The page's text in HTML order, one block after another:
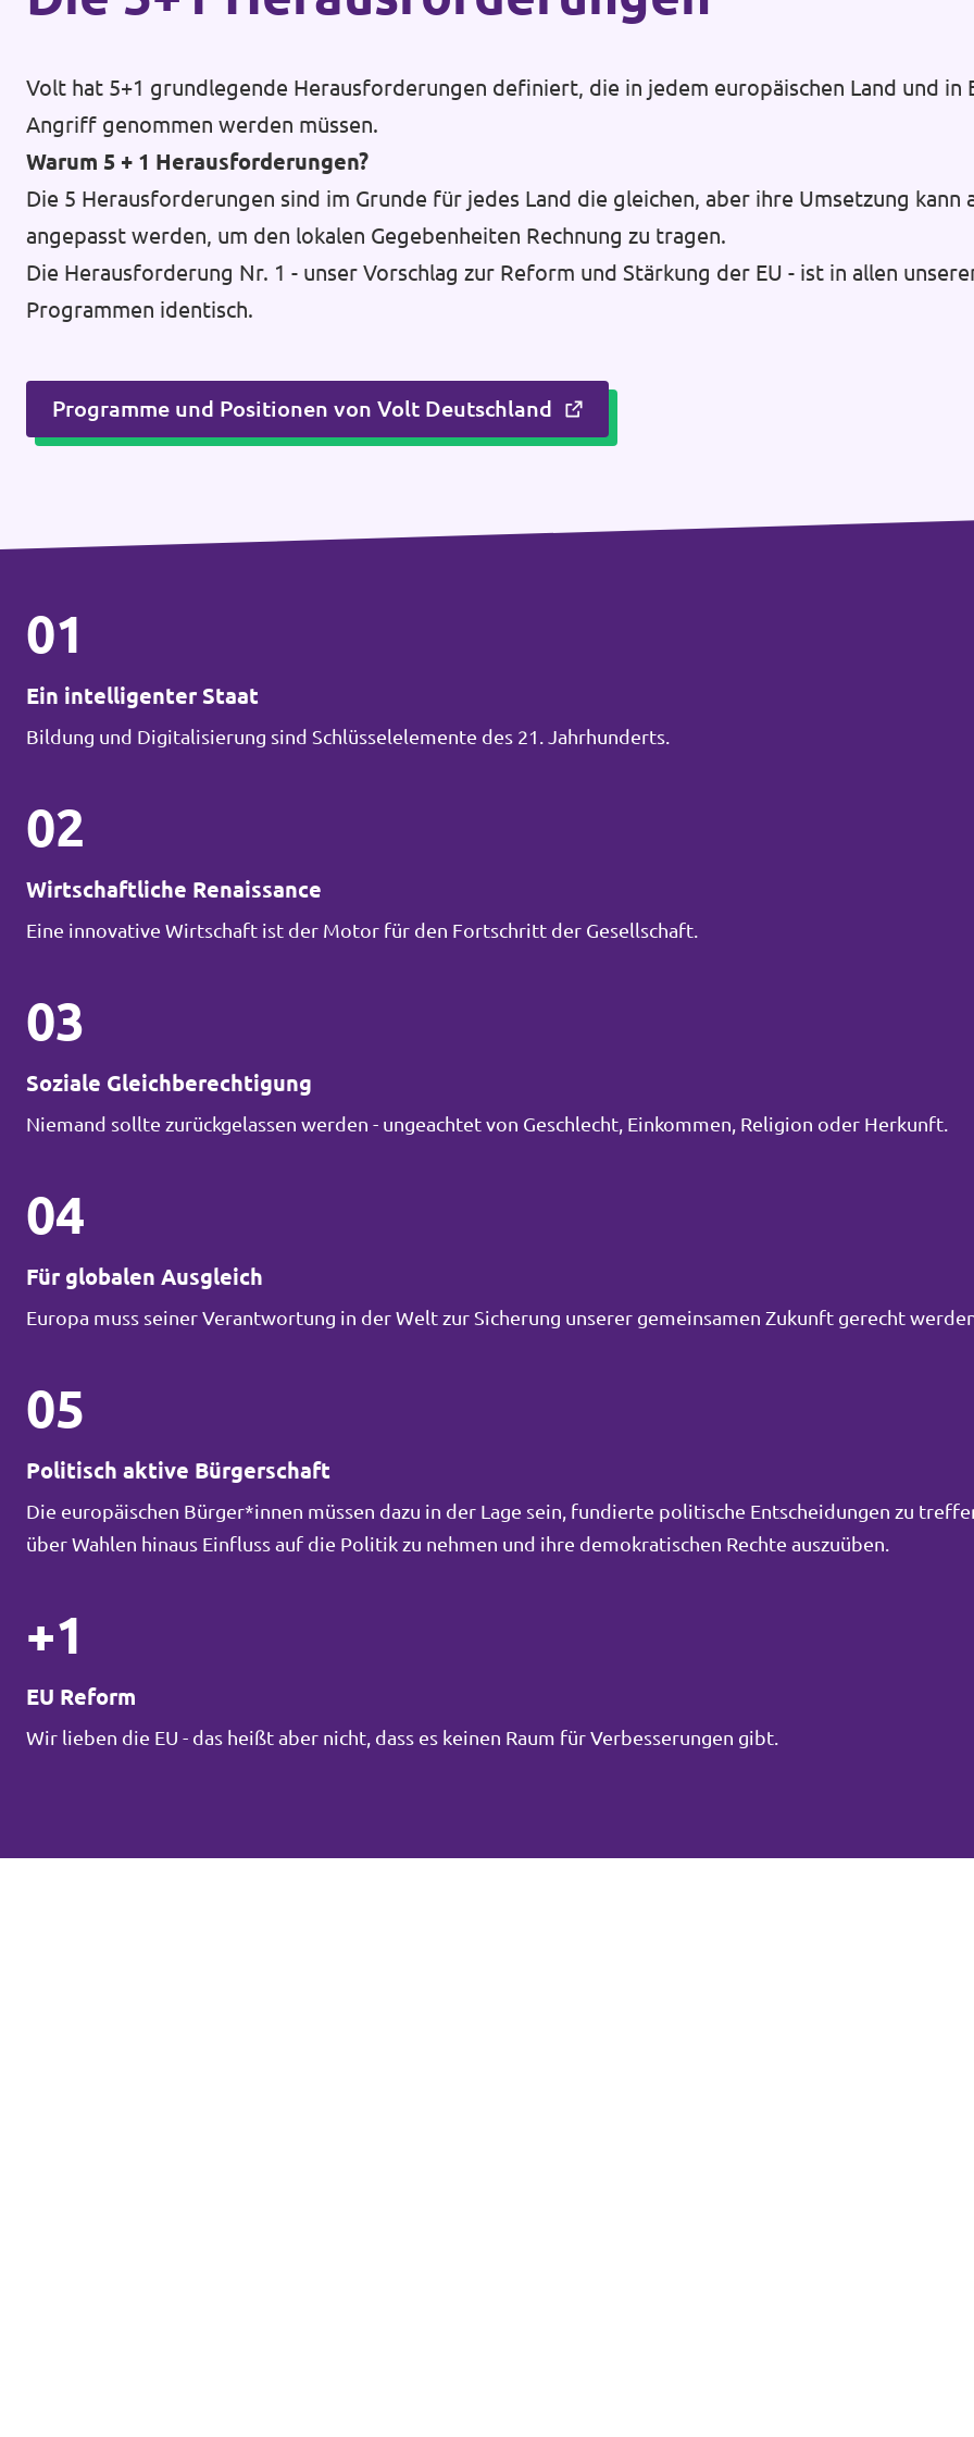
Volt hat 5+1 grundlegende Herausforderungen definiert, die in jedem europäischen Land und in
Angriff genommen werden müssen.
Warum 5 + 1 Herausforderungen?
Die 5 Herausforderungen sind im Grunde für jedes Land die gleichen, aber ihre Umsetzung kann
angepasst werden, um den lokalen Gegebenheiten Rechnung zu tragen.
Die Herausforderung Nr. 1 - unser Vorschlag zur Reform und Stärkung der EU - ist in allen
Programmen identisch.
Programme und Positionen von Volt Deutschland
01
Ein intelligenter Staat
Bildung und Digitalisierung sind Schlüsselelemente des 21. Jahrhunderts.
02
Wirtschaftliche Renaissance
Eine innovative Wirtschaft ist der Motor für den Fortschritt der Gesellschaft.
03
Soziale Gleichberechtigung
Niemand sollte zurückgelassen werden - ungeachtet von Geschlecht, Einkommen, Religion oder Herkunft.
04
Für globalen Ausgleich
Europa muss seiner Verantwortung in der Welt zur Sicherung unserer gemeinsamen Zukunft gerecht
05
Politisch aktive Bürgerschaft
Die europäischen Bürger*innen müssen dazu in der Lage sein, fundierte politische Entscheidungen zu
über Wahlen hinaus Einfluss auf die Politik zu nehmen und ihre demokratischen Rechte auszuüben.
+1
EU Reform
Wir lieben die EU - das heißt aber nicht, dass es keinen Raum für Verbesserungen gibt.